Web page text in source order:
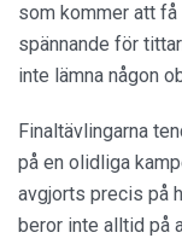
som kommer att
spännande för
inte lämna någon
Finaltävlingarna
på en olidliga
avgjorts precis på
beror inte alltid på